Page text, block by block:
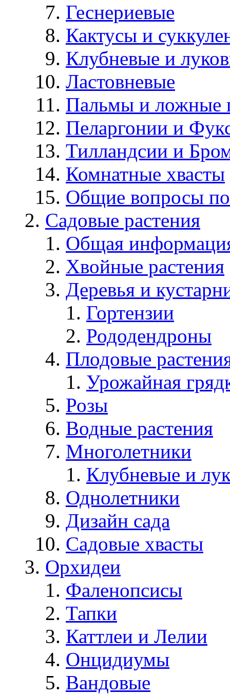
Геснериевые
Кактусы и
Клубневые и
Ластовневые
Пальмы и ложные
Пеларгонии и
Тилландсии и
Комнатные хвасты
Общие вопросы
Садовые растения
Общая
Хвойные растения
Деревья и
Гортензии
Рододендроны
Плодовые
Урожайная
Розы
Водные растения
Многолетники
Клубневые и
Однолетники
Дизайн сада
Садовые хвасты
Орхидеи
Фаленопсисы
Тапки
Каттлеи и Лелии
Онцидиумы
Вандовые